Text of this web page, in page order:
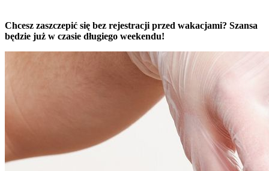
Chcesz zaszczepić się bez rejestracji przed wakacjami? Szansa
będzie już w czasie długiego weekendu!